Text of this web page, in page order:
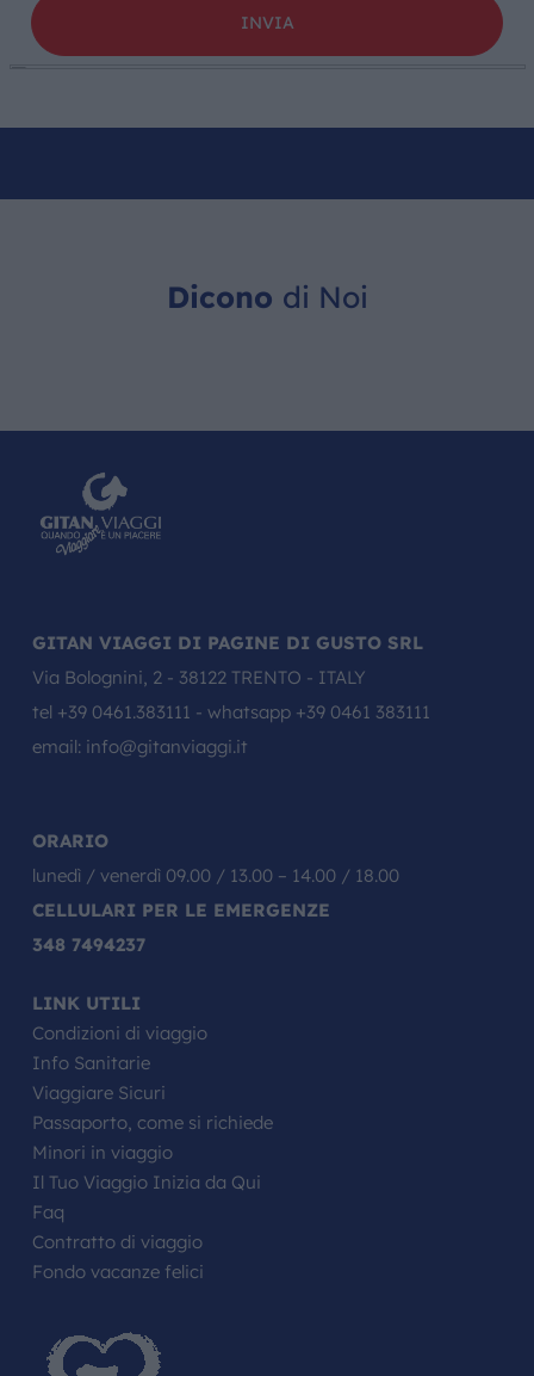
Dicono di Noi
GITAN VIAGGI DI PAGINE DI GUSTO SRL
Via Bolognini, 2 - 38122 TRENTO - ITALY
tel +39 0461.383111 - whatsapp +39 0461 383111
email: info@gitanviaggi.it
ORARIO
lunedì / venerdì 09.00 / 13.00 – 14.00 / 18.00
CELLULARI PER LE EMERGENZE
348 7494237
LINK UTILI
Condizioni di viaggio
Info Sanitarie
Viaggiare Sicuri
Passaporto, come si richiede
Minori in viaggio
Il Tuo Viaggio Inizia da Qui
Faq
Contratto di viaggio
Fondo vacanze felici